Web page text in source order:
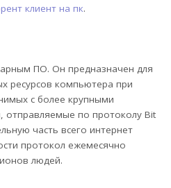
клиент на пк.
ПО. Он предназначен для
ресурсов компьютера при
с более крупными
отправляемые по протоколу Bit
часть всего интернет
протокол ежемесячно
людей.